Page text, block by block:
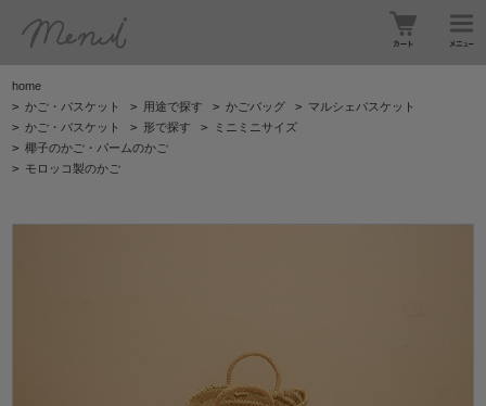
home
> かご・バスケット > 用途で探す > かごバッグ > マルシェバスケット
> かご・バスケット > 形で探す > ミニミニサイズ
> 椰子のかご・パームのかご
> モロッコ製のかご